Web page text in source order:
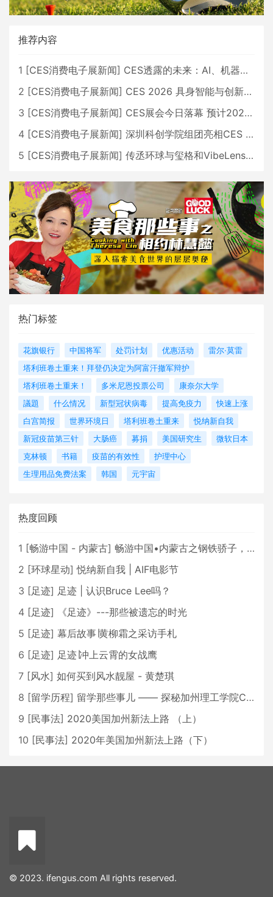
推荐内容
1 [CES消费电子展新闻] CES透露的未来：AI、机器人与智能生活大爆发
2 [CES消费电子展新闻] CES 2026 具身智能与创新领域 中国公司大放异彩
3 [CES消费电子展新闻] CES展会今日落幕 预计2026行业收入将超五千亿美元
4 [CES消费电子展新闻] 深圳科创学院组团亮相CES 广受好评
5 [CES消费电子展新闻] 传丞环球与玺格和VibeLens共同推出全新耳机
热门标签
花旗银行 中国将军 处罚计划 优惠活动
雷尔·莫雷
塔利班卷土重来！拜登仍决定为阿富汗撤军辩护
塔利班卷土重来！
多米尼恩投票公司
康奈尔大学
議題
什么情况 新型冠状病毒 提高免疫力
快速上涨
白宫简报
世界环境日 塔利班卷土重来
悦纳新自我
新冠疫苗第三针
大肠癌 募捐 美国研究生
微软日本
克林顿
书籍 疫苗的有效性
护理中心
生理用品免费法案
韩国 元宇宙
热度回顾
1 [畅游中国 - 内蒙古] 畅游中国•内蒙古之钢铁骄子，魅力包头
2 [环球星动] 悦纳新自我 | AIF电影节
3 [足迹] 足迹 | 认识Bruce Lee吗？
4 [足迹]
《足迹》---那些被遗忘的时光
5 [足迹] 幕后故事∣黄柳霜之采访手札
6 [足迹] 足迹∣冲上云霄的女战鹰
7 [风水] 如何买到风水靓屋 - 黄楚琪
8 [留学历程] 留学那些事儿 —— 探秘加州理工学院Caltech博士生活 [上集]
9 [民事法] 2020美国加州新法上路 （上）
10 [民事法] 2020年美国加州新法上路（下）
© 2023. ifengus.com All rights reserved.